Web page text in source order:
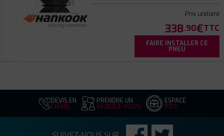
Prix unitaire
338.90€TTC
FAIRE INSTALLER CE
PNEU
DEVIS EN
LIGNE
PRENDRE UN
RENDEZ-VOUS
ESPACE
PRO